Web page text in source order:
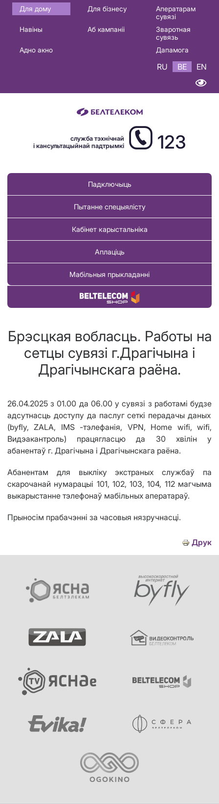
Основная
навигация
Для дому Для бізнесу
Аператарам
сувязі
Навіны
Аб кампаніі
Зваротная
сувязь
Адно акно
Дапамога
RU BE EN
служба тэхнічнай
і кансультацыйнай падтрымкі
123
Падключыць
Пытанне спецыялісту
Кабінет карыстальніка
Аплаціць
Мабільныя прыкладанні
Купіць тавар
Брэсцкая вобласць. Работы на
сетцы сувязі г.Драгічына і
Драгiчынскага раёна.
26.04.2025 з 01.00 да 06.00 у сувязі з работамі будзе
адсутнасць доступу да паслуг сеткі перадачы даных
(byfly, ZALA, IMS -тэлефанія, VPN, Home wifi, wifi,
Видэакантроль) працягласцю да 30 хвілін у
абанентаў г. Драгiчына і Драгiчынскага раёна.
Абанентам для выкліку экстраных службаў па
скарочанай нумарацыі 101, 102, 103, 104, 112 магчыма
выкарыстанне тэлефонаў мабільных аператараў.
Прыносім прабачэнні за часовыя нязручнасці.
Друк